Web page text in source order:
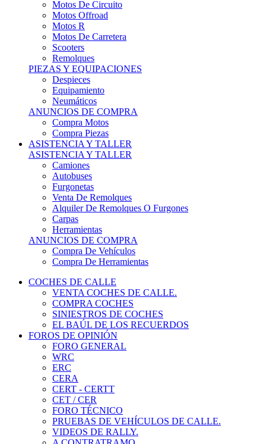
Motos R
Motos De Carretera
Scooters
Remolques
PIEZAS Y EQUIPACIONES
Despieces
Equipamiento
Neumáticos
ANUNCIOS DE COMPRA
Compra Motos
Compra Piezas
ASISTENCIA Y TALLER
ASISTENCIA Y TALLER
Camiones
Autobuses
Furgonetas
Venta De Remolques
Alquiler De Remolques O Furgones
Carpas
Herramientas
ANUNCIOS DE COMPRA
Compra De Vehículos
Compra De Herramientas
COCHES DE CALLE
VENTA COCHES DE CALLE.
COMPRA COCHES
SINIESTROS DE COCHES
EL BAÚL DE LOS RECUERDOS
FOROS DE OPINIÓN
FORO GENERAL
WRC
ERC
CERA
CERT - CERTT
CET / CER
FORO TÉCNICO
PRUEBAS DE VEHÍCULOS DE CALLE.
VIDEOS DE RALLY.
A CONTRATRAMO
TIENDA ONLINE